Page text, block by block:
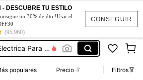
CONSEGUIR
- DESCUBRE TU ESTILO
un 30% de dto.!Usar el
(95,960)
2015
Para Adulto
populares Precio
Filtros